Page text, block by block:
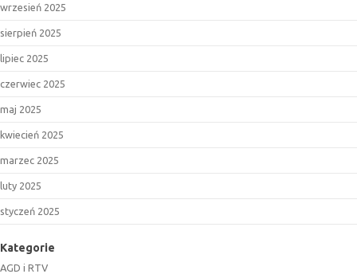
wrzesień 2025
sierpień 2025
lipiec 2025
czerwiec 2025
maj 2025
kwiecień 2025
marzec 2025
luty 2025
styczeń 2025
Kategorie
AGD i RTV